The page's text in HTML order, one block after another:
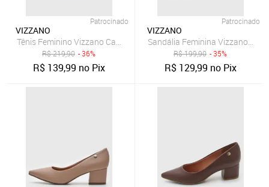
Patrocinado
VIZZANO
Tênis Feminino Vizzano Cano Baixo Com Cadarço Branco
R$219,90 - 36%
R$ 139,99 no Pix
Patrocinado
VIZZANO
Sandália Feminina Vizzano
R$199,90 - 35%
R$ 129,99 no Pix